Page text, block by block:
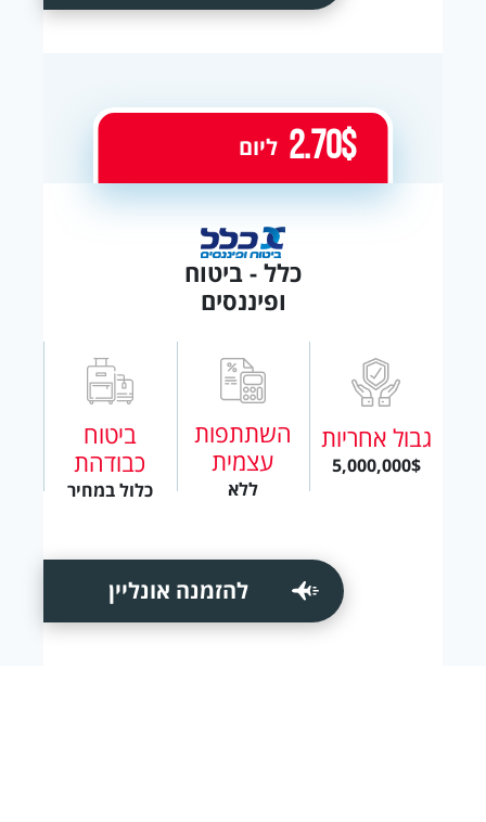
כלל - ביטוח
ופיננסים
גבול אחריות
5,000,000$
השתתפות
עצמית
ללא
ביטוח
כבודהת
כלול במחיר
2.70$ ליום
להזמנה אונליין